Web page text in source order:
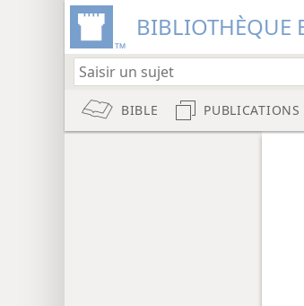
BIBLE PUBLICATIONS